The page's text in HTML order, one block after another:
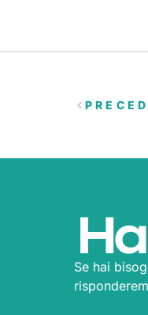
Se hai